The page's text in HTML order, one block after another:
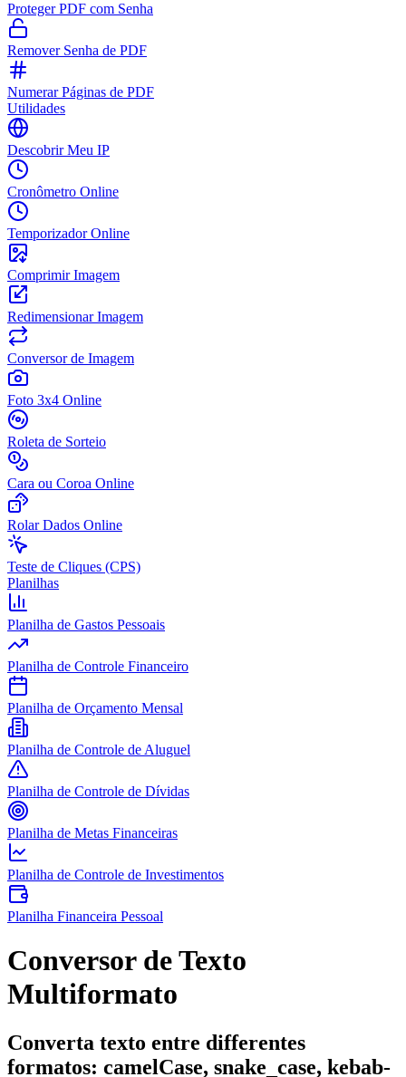
Proteger PDF com Senha
Remover Senha de PDF
Numerar Páginas de PDF
Utilidades
Descobrir Meu IP
Cronômetro Online
Temporizador Online
Comprimir Imagem
Redimensionar Imagem
Conversor de Imagem
Foto 3x4 Online
Roleta de Sorteio
Cara ou Coroa Online
Rolar Dados Online
Teste de Cliques (CPS)
Planilhas
Planilha de Gastos Pessoais
Planilha de Controle Financeiro
Planilha de Orçamento Mensal
Planilha de Controle de Aluguel
Planilha de Controle de Dívidas
Planilha de Metas Financeiras
Planilha de Controle de Investimentos
Planilha Financeira Pessoal
Conversor de Texto
Multiformato
Converta texto entre differentes
formatos: camelCase, snake_case, kebab-